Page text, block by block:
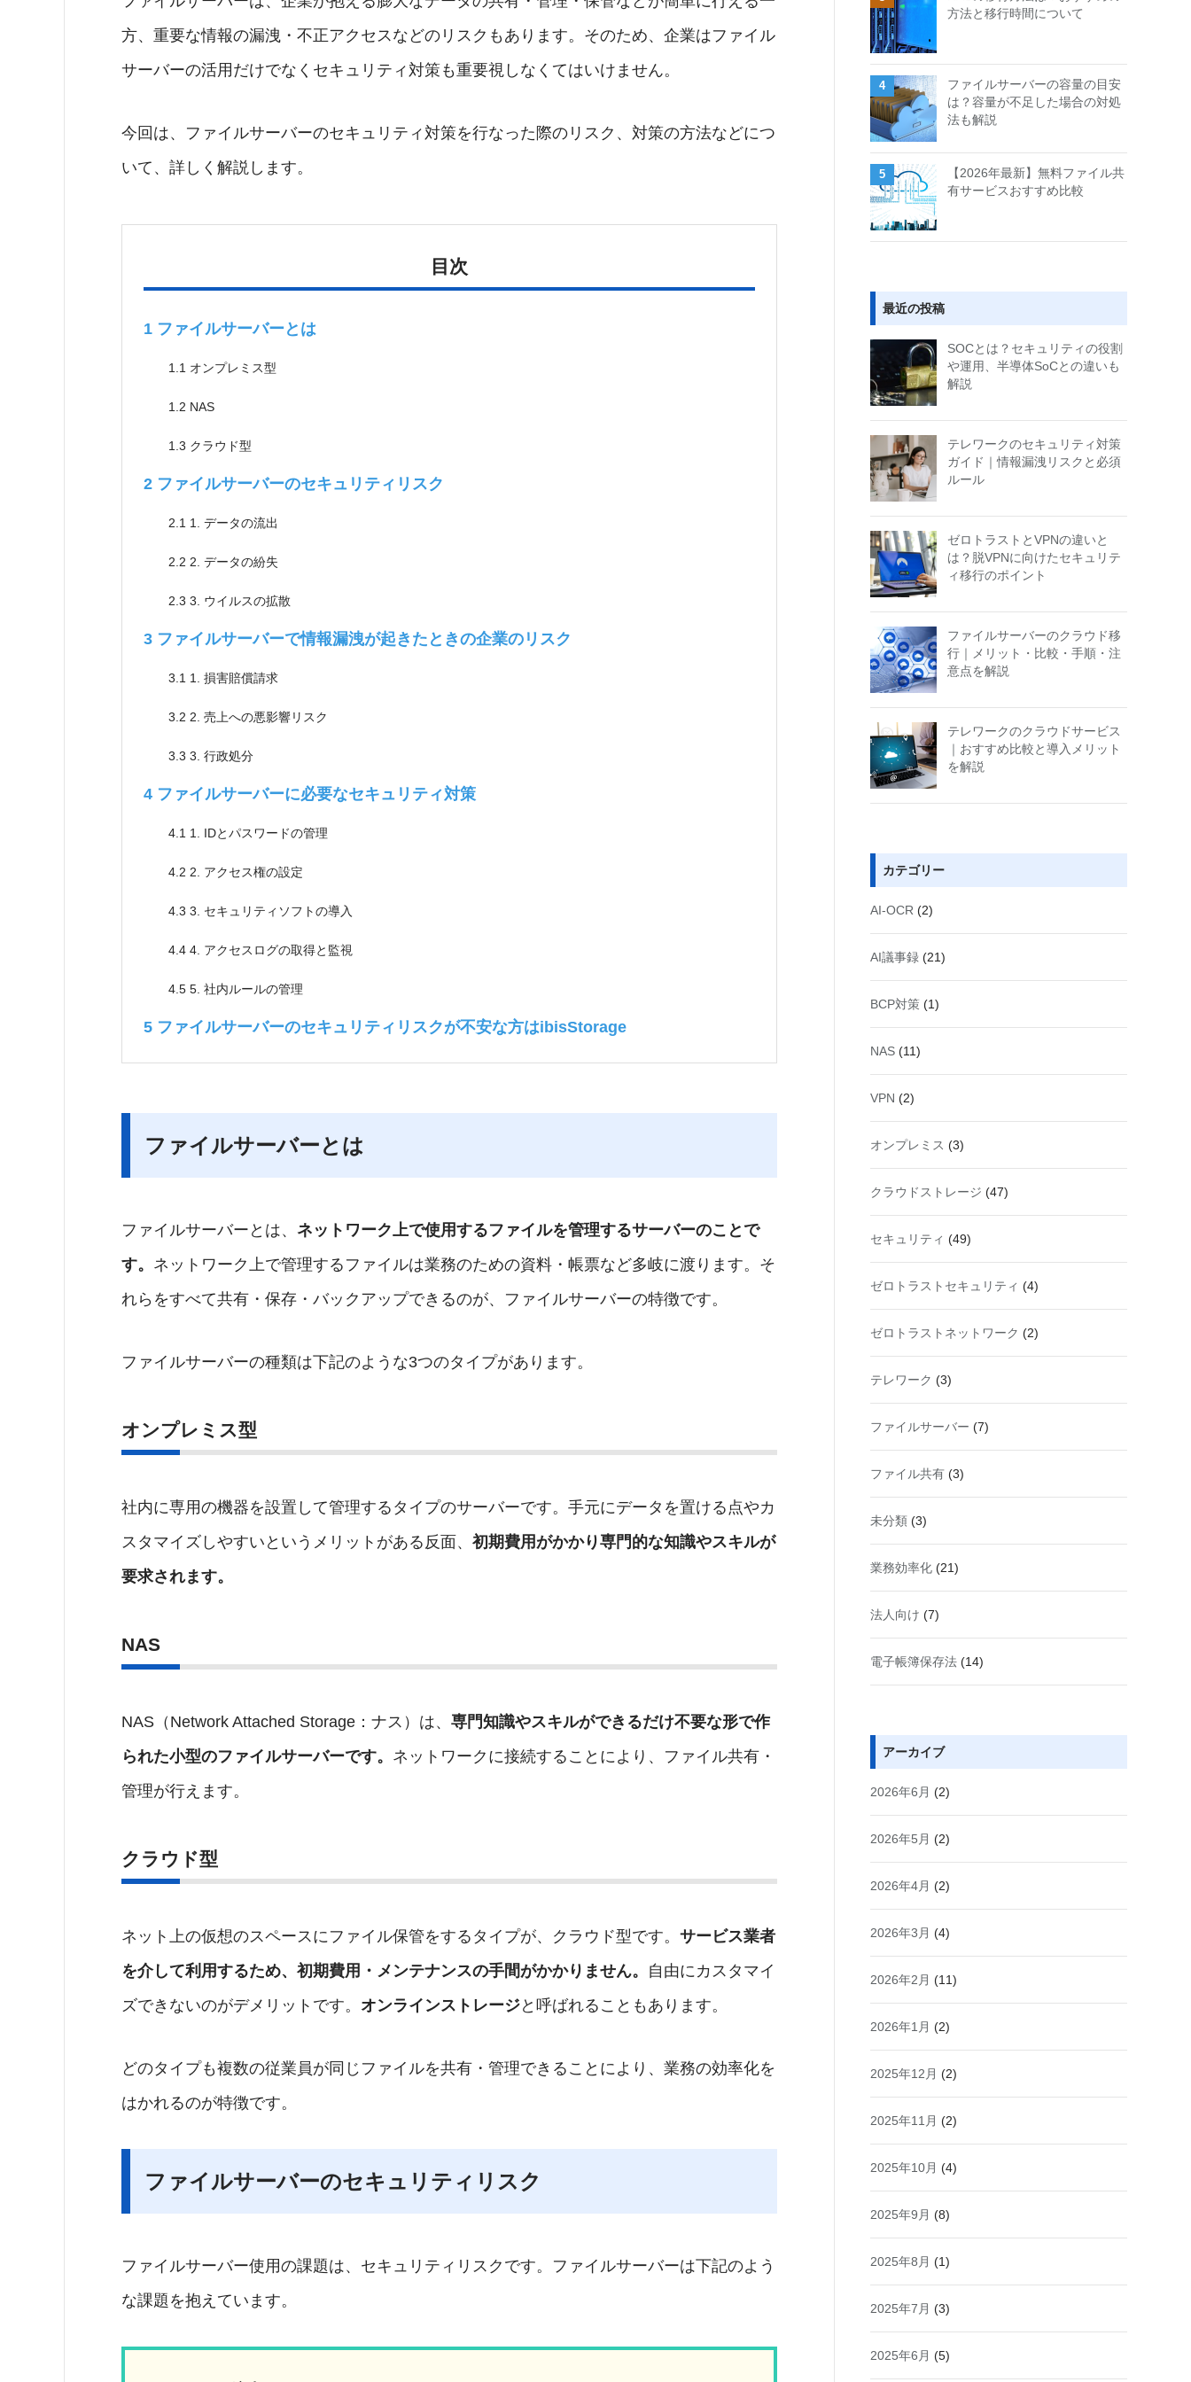
方、重要な情報の漏洩・不正アクセスなどのリスクもあります。そのため、企業はファイル
サーバーの活用だけでなくセキュリティ対策も重要視しなくてはいけません。
今回は、ファイルサーバーのセキュリティ対策を行なった際のリスク、対策の方法などにつ
いて、詳しく解説します。
目次
1 ファイルサーバーとは
1.1 オンプレミス型
1.2 NAS
1.3 クラウド型
2 ファイルサーバーのセキュリティリスク
2.1 1. データの流出
2.2 2. データの紛失
2.3 3. ウイルスの拡散
3 ファイルサーバーで情報漏洩が起きたときの企業のリスク
3.1 1. 損害賠償請求
3.2 2. 売上への悪影響リスク
3.3 3. 行政処分
4 ファイルサーバーに必要なセキュリティ対策
4.1 1. IDとパスワードの管理
4.2 2. アクセス権の設定
4.3 3. セキュリティソフトの導入
4.4 4. アクセスログの取得と監視
4.5 5. 社内ルールの管理
5 ファイルサーバーのセキュリティリスクが不安な方はibisStorage
ファイルサーバーとは
ファイルサーバーとは、 ネットワーク上で使用するファイルを管理するサーバーのことで
す。 ネットワーク上で管理するファイルは業務のための資料・帳票など多岐に渡ります。そ
れらをすべて共有・保存・バックアップできるのが、ファイルサーバーの特徴です。
ファイルサーバーの種類は下記のような3つのタイプがあります。
オンプレミス型
社内に専用の機器を設置して管理するタイプのサーバーです。手元にデータを置ける点やカ
スタマイズしやすいというメリットがある反面、 初期費用がかかり専門的な知識やスキルが
要求されます。
NAS
NAS（Network Attached Storage：ナス）は、 専門知識やスキルができるだけ不要な形で作
られた小型のファイルサーバーです。 ネットワークに接続することにより、ファイル共有・
管理が行えます。
クラウド型
ネット上の仮想のスペースにファイル保管をするタイプが、クラウド型です。 サービス業者
を介して利用するため、初期費用・メンテナンスの手間がかかりません。 自由にカスタマイ
ズできないのがデメリットです。 オンラインストレージと呼ばれることもあります。
どのタイプも複数の従業員が同じファイルを共有・管理できることにより、業務の効率化を
はかれるのが特徴です。
ファイルサーバーのセキュリティリスク
ファイルサーバー使用の課題は、セキュリティリスクです。ファイルサーバーは下記のよう
な課題を抱えています。
方法と移行時間について
ファイルサーバーの容量の目安
は？容量が不足した場合の対処
法も解説
【2026年最新】無料ファイル共
有サービスおすすめ比較
最近の投稿
SOCとは？セキュリティの役割
や運用、半導体SoCとの違いも
解説
テレワークのセキュリティ対策
ガイド｜情報漏洩リスクと必須
ルール
ゼロトラストとVPNの違いと
は？脱VPNに向けたセキュリテ
ィ移行のポイント
ファイルサーバーのクラウド移
行｜メリット・比較・手順・注
意点を解説
テレワークのクラウドサービス
｜おすすめ比較と導入メリット
を解説
カテゴリー
AI-OCR (2)
AI議事録 (21)
BCP対策 (1)
NAS (11)
VPN (2)
オンプレミス (3)
クラウドストレージ (47)
セキュリティ (49)
ゼロトラストセキュリティ (4)
ゼロトラストネットワーク (2)
テレワーク (3)
ファイルサーバー (7)
ファイル共有 (3)
未分類 (3)
業務効率化 (21)
法人向け (7)
電子帳簿保存法 (14)
アーカイブ
2026年6月 (2)
2026年5月 (2)
2026年4月 (2)
2026年3月 (4)
2026年2月 (11)
2026年1月 (2)
2025年12月 (2)
2025年11月 (2)
2025年10月 (4)
2025年9月 (8)
2025年8月 (1)
2025年7月 (3)
2025年6月 (5)